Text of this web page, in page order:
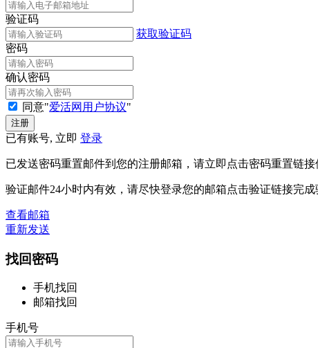
验证码
获取验证码
密码
确认密码
同意"爱活网用户协议"
已有账号, 立即 登录
已发送密码重置邮件到您的注册邮箱，请立即点击密码重置链接
验证邮件24小时内有效，请尽快登录您的邮箱点击验证链接完
查看邮箱
重新发送
找回密码
手机找回
邮箱找回
手机号